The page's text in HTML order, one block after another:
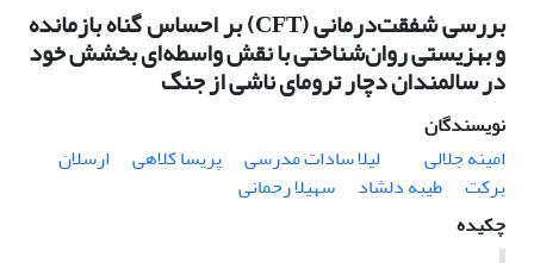
بررسی شفقت‌درمانی (CFT) بر احساس گناه بازمانده
و بهزیستی روان‌شناختی با نقش واسطه‌ای بخشش خود
در سالمندان دچار ترومای ناشی از جنگ
نویسندگان
امینه جلالی
لیلا سادات مدرسی پریسا کلاهی
ارسلان
برکت
طیبه دلشاد
سهیلا رحمانی
چکیده